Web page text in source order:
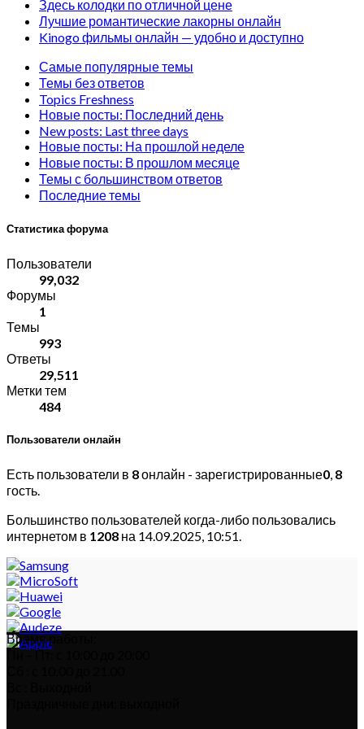
Здесь колодки по отличной цене
Лучшие романтические лакорны онлайн
Kinogo фильмы онлайн — удобно и доступно
Самые популярные темы
Темы без ответов
Topics Freshness
Новые посты: Последний день
New posts: Last three days
Новые посты: На прошлой неделе
Новые посты: В прошлом месяце
Темы с большинством ответов
Последние темы
Статистика форума
Пользователи
99,032
Форумы
1
Темы
993
Ответы
29,511
Метки тем
484
Пользователи онлайн
Есть пользователи в 8онлайн - зарегистрированные0, 8
гость.
Большинство пользователей когда-либо пользовались
интернетом в 1208 на 14.09.2025, 10:51.
Время работы:
Пн – Пт: с 10:00 до 20:00